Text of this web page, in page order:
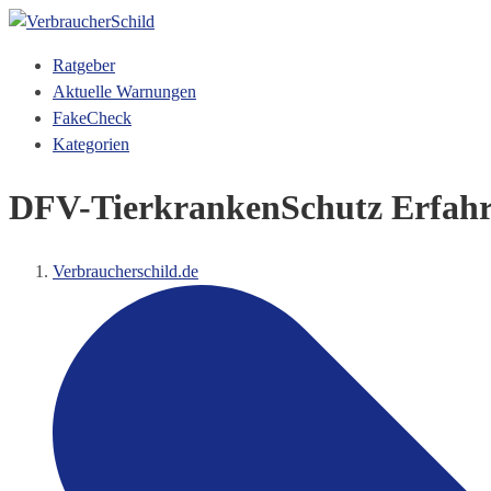
Ratgeber
Aktuelle Warnungen
FakeCheck
Kategorien
DFV-TierkrankenSchutz
Verbraucherschild.de